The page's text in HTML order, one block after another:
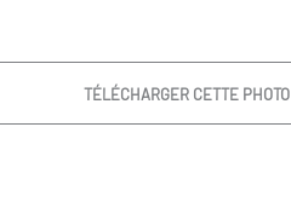
TÉLÉCHARGER CETTE PHOTO